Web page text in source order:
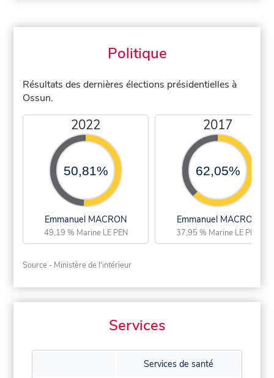
Politique
Résultats des dernières élections présidentielles à
Ossun.
2022
50,81%
Emmanuel MACRON
49,19 % Marine LE PEN
2017
62,05%
Emmanuel MACRON
37,95 % Marine LE PEN
Source - Ministère de l'intérieur
Services
Services de santé